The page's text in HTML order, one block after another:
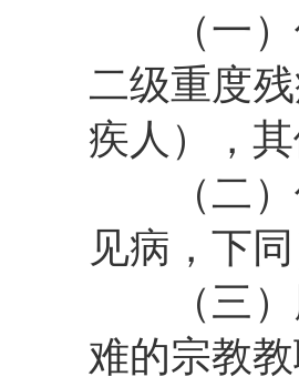
（一
二级重度
疾人），
（二
见病，下
（三
难的宗教教